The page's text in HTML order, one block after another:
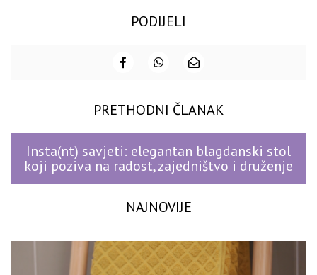
PODIJELI
PRETHODNI ČLANAK
Insta(nt) savjeti: elegantan blagdanski stol
koji poziva na radost, zajedništvo i druženje
NAJNOVIJE